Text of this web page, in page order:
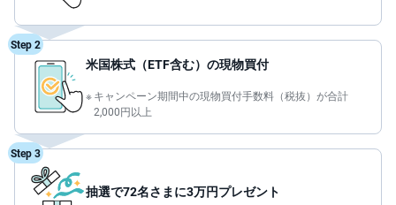
先
物
・
シ
ョ
ン
商
品
先
Step 2
米国株式（ETF含む）の現物買付
キャンペーン期間中の現物買付手数料（税抜）が合計
2,000円以上
Step 3
抽選で72名さまに3万円プレゼント